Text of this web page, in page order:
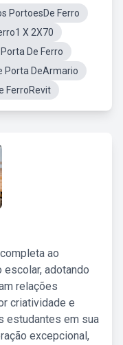
PortoesDe Ferro
X 2X70
De Ferro
Porta DeArmario
FerroRevit
ao
adotando
relações
criatividade e
estudantes em sua
excepcional,